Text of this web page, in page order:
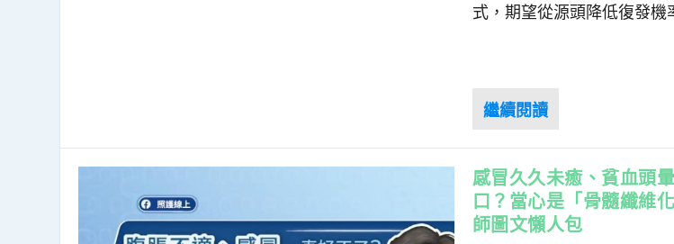
式，期望從源頭降低復發機
感冒久久未癒、貧血頭
口？當心是「骨髓纖維
師圖文懶人包